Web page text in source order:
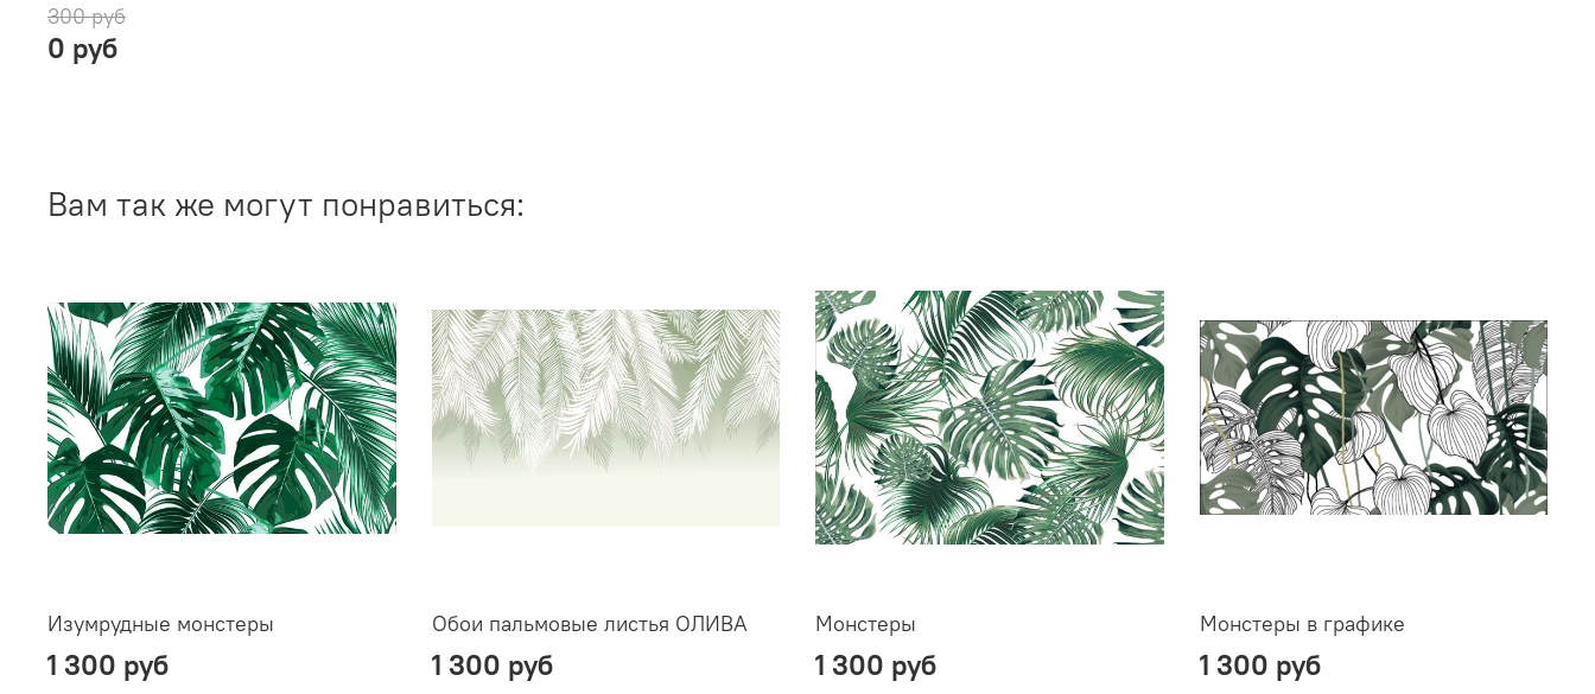
300 руб
0 руб
Вам так же могут понравиться:
Изумрудные монстеры
1 300 руб
Обои пальмовые листья ОЛИВА
1 300 руб
Монстеры
1 300 руб
Монстеры в графике
1 300 руб